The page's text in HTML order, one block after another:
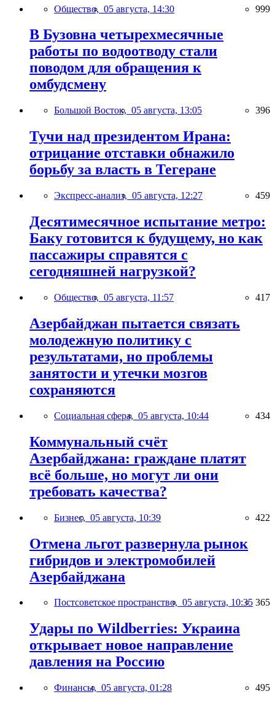
Общество, 05 августа, 14:30 999
В Бузовна четырехмесячные
работы по водоотводу стали
поводом для обращения к
омбудсмену
Большой Восток, 05 августа, 13:05 396
Тучи над президентом Ирана:
отрицание отставки обнажило
борьбу за власть в Тегеране
Экспресс-анализ, 05 августа, 12:27 459
Десятимесячное испытание метро:
Баку готовится к будущему, но как
пассажиры справятся с
сегодняшней нагрузкой?
Общество, 05 августа, 11:57 417
Азербайджан пытается связать
молодежную политику с
результатами, но проблемы
занятости и утечки мозгов
сохраняются
Социальная сфера, 05 августа, 10:44 434
Коммунальный счёт
Азербайджана: граждане платят
всё больше, но могут ли они
требовать качества?
Бизнес, 05 августа, 10:39 422
Отмена льгот развернула рынок
гибридов и электромобилей
Азербайджана
Постсоветское пространство, 05 августа, 10:35 365
Удары по Wildberries: Украина
открывает новое направление
давления на Россию
Финансы, 05 августа, 01:28 495